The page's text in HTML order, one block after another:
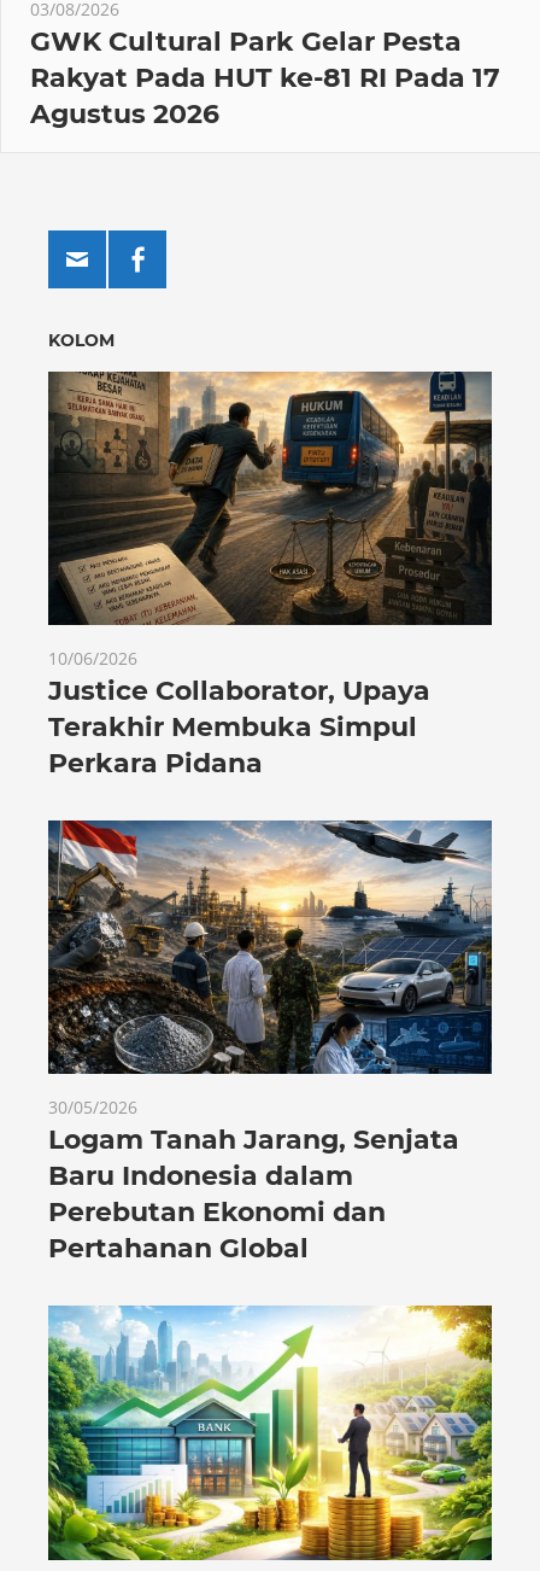
03/08/2026
GWK Cultural Park Gelar Pesta
Rakyat Pada HUT ke-81 RI Pada 17
Agustus 2026
KOLOM
10/06/2026
Justice Collaborator, Upaya
Terakhir Membuka Simpul
Perkara Pidana
30/05/2026
Logam Tanah Jarang, Senjata
Baru Indonesia dalam
Perebutan Ekonomi dan
Pertahanan Global